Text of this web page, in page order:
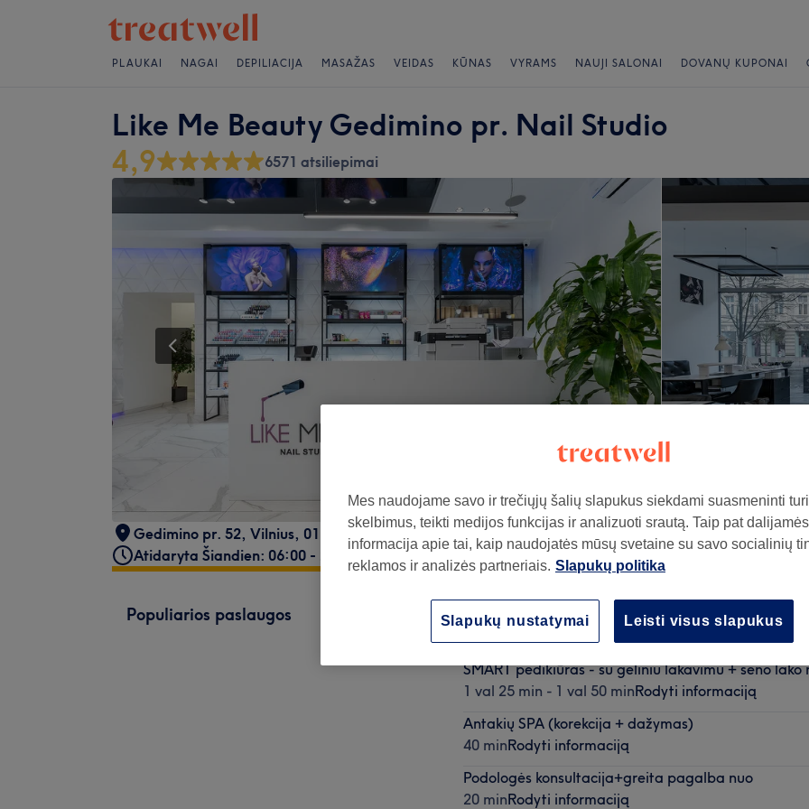
PLAUKAI NAGAI DEPILIACIJA MASAŽAS VEIDAS KŪNAS VYRAMS NAUJI SALONAI DOVANŲ KUPONAI
Like Me Beauty Gedimino pr. Nail Studio
4,9 6571 atsiliepimai
Gedimino pr. 52, Vilnius, 01110
Atidaryta Šiandien: 06:00 - 21:00
Populiarios paslaugos
Manikiūras - su geliniu lakavimu + su seno lako
SMART pedikiūras - su geliniu lakavimu + seno lako
1 val 25 min - 1 val 50 minRodyti informaciją
Antakių SPA (korekcija + dažymas)
40 minRodyti informaciją
Podologės konsultacija+greita pagalba nuo
20 minRodyti informaciją
Mes naudojame savo ir trečiųjų šalių slapukus siekdami suasmeninti
skelbimus, teikti medijos funkcijas ir analizuoti srautą. Taip pat dalijamės
informacija apie tai, kaip naudojatės mūsų svetaine su savo socialinių
reklamos ir analizės partneriais. Slapukų politika
Leisti visus slapukus
Slapukų nustatymai